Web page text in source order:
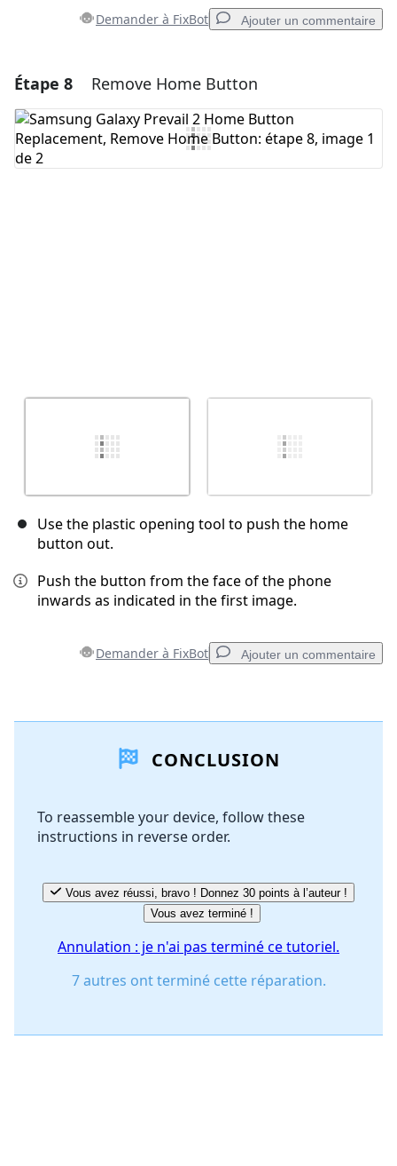
Demander à FixBot Ajouter un commentaire
Ajouter un commentaire
Ajouter un commentaire
Étape 8 Remove Home Button
Use the plastic opening tool to push the home
button out.
Push the button from the face of the phone
inwards as indicated in the first image.
Demander à FixBot Ajouter un commentaire
Ajouter un commentaire
Annuler Publier un commentaire
CONCLUSION
To reassemble your device, follow these
instructions in reverse order.
Vous avez réussi, bravo ! Donnez 30 points à l’auteur !
Vous avez terminé !
Annulation : je n'ai pas terminé ce tutoriel.
7 autres ont terminé cette réparation.